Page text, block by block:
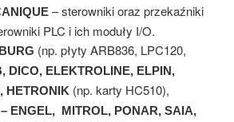
– sterowniki oraz przekaźniki
PLC i ich moduły I/O.
(np. płyty ARB836, LPC120,
DICO, ELEKTROLINE, ELPIN,
HETRONIK (np. karty HC510),
ENGEL, MITROL, PONAR, SAIA,